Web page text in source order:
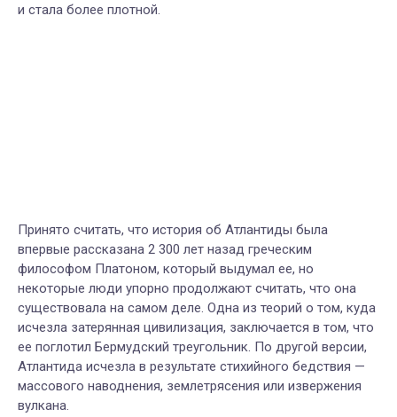
и стала более плотной.
Принято считать, что история об Атлантиды была
впервые рассказана 2 300 лет назад греческим
философом Платоном, который выдумал ее, но
некоторые люди упорно продолжают считать, что она
существовала на самом деле. Одна из теорий о том, куда
исчезла затерянная цивилизация, заключается в том, что
ее поглотил Бермудский треугольник. По другой версии,
Атлантида исчезла в результате стихийного бедствия —
массового наводнения, землетрясения или извержения
вулкана.